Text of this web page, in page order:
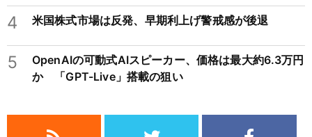
4 米国株式市場は反発、早期利上げ警戒感が後退
5
OpenAIの可動式AIスピーカー、価格は最大約6.3万円
か 「GPT-Live」搭載の狙い